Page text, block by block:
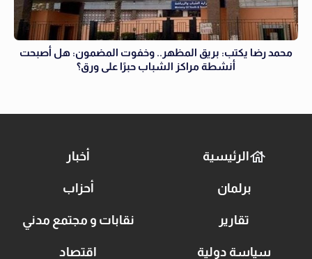
محمد رضا يكتب: بريق المظهر.. وخفوت المضمون: هل أصبحت
أنشطة مراكز الشباب حبرًا على ورق؟
الرئيسية أخبار
برلمان أحزاب
تقارير نقابات و مجتمع مدني
سياسة دولية اقتصاد